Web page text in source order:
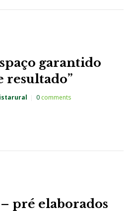
garantido
resultado”
0comments
pré elaborados